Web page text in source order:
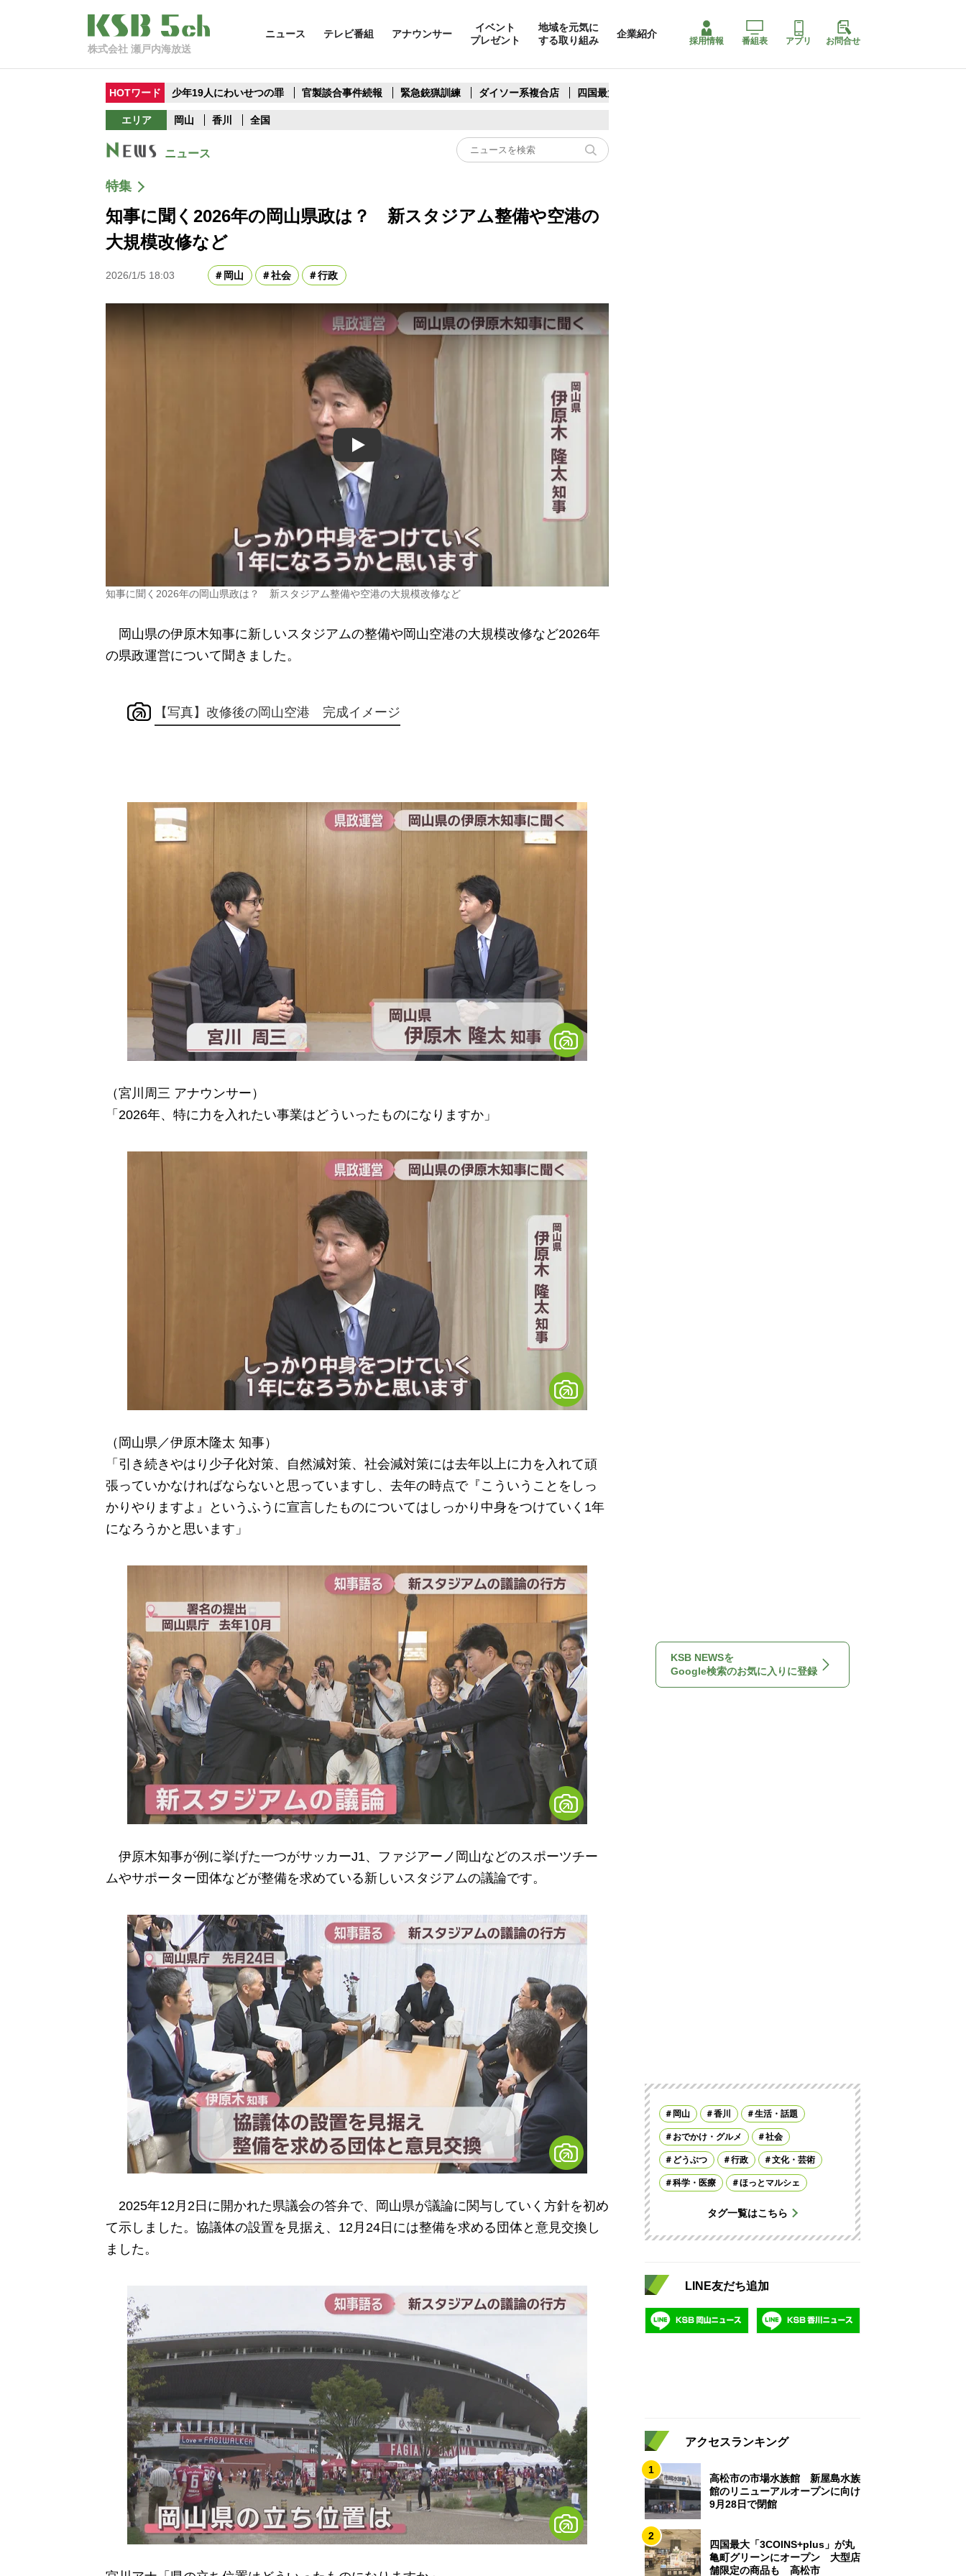
株式会社 瀬戸内海放送
ニュース テレビ番組 アナウンサー
イベント
プレゼント
地域を元気に
する取り組み
企業紹介
採用情報 番組表 アプリ お問合せ
HOTワード 少年19人にわいせつの罪 官製談合事件続報 緊急銃猟訓練 ダイソー系複合店 四国最大スリコ
エリア 岡山 香川 全国
ニュース
特集
知事に聞く2026年の岡山県政は？ 新スタジアム整備や空港の
大規模改修など
2026/1/5 18:03 岡山 社会 行政
Play
知事に聞く2026年の岡山県政は？ 新スタジアム整備や空港の大規模改修など
岡山県の伊原木知事に新しいスタジアムの整備や岡山空港の大規模改修など2026年
の県政運営について聞きました。
【写真】改修後の岡山空港 完成イメージ
（宮川周三 アナウンサー）
「2026年、特に力を入れたい事業はどういったものになりますか」
（岡山県／伊原木隆太 知事）
「引き続きやはり少子化対策、自然減対策、社会減対策には去年以上に力を入れて頑
張っていかなければならないと思っていますし、去年の時点で『こういうことをしっ
かりやりますよ』というふうに宣言したものについてはしっかり中身をつけていく1年
になろうかと思います」
伊原木知事が例に挙げた一つがサッカーJ1、ファジアーノ岡山などのスポーツチー
ムやサポーター団体などが整備を求めている新しいスタジアムの議論です。
2025年12月2日に開かれた県議会の答弁で、岡山県が議論に関与していく方針を初め
て示しました。協議体の設置を見据え、12月24日には整備を求める団体と意見交換し
ました。
KSB NEWSを
Google検索のお気に入りに登録
岡山 香川 生活・話題
おでかけ・グルメ 社会
どうぶつ 行政 文化・芸術
科学・医療 ほっとマルシェ
タグ一覧はこちら
LINE友だち追加
アクセスランキング
1
高松市の市場水族館 新屋島水族
館のリニューアルオープンに向け
9月28日で閉館
2
四国最大「3COINS+plus」が丸
亀町グリーンにオープン 大型店
舗限定の商品も 高松市